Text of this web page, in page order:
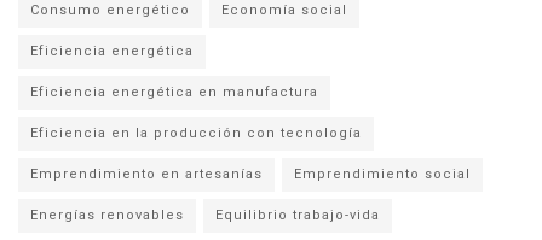
Consumo energético Economía social
Eficiencia energética
Eficiencia energética en manufactura
Eficiencia en la producción con tecnología
Emprendimiento en artesanías Emprendimiento social
Energías renovables Equilibrio trabajo-vida